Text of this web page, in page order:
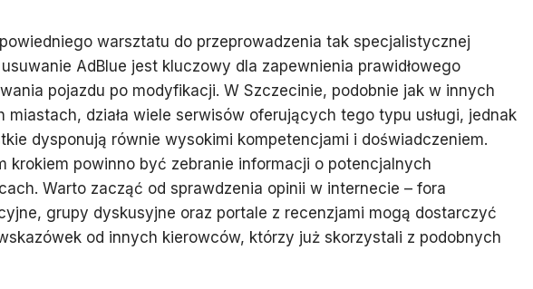
warsztatu do przeprowadzenia tak specjalistycznej
usuwanie AdBlue jest kluczowy dla zapewnienia prawidłowego
pojazdu po modyfikacji. W Szczecinie, podobnie jak w innych
miastach, działa wiele serwisów oferujących tego typu usługi, jednak
dysponują równie wysokimi kompetencjami i doświadczeniem.
krokiem powinno być zebranie informacji o potencjalnych
Warto zacząć od sprawdzenia opinii w internecie – fora
grupy dyskusyjne oraz portale z recenzjami mogą dostarczyć
od innych kierowców, którzy już skorzystali z podobnych